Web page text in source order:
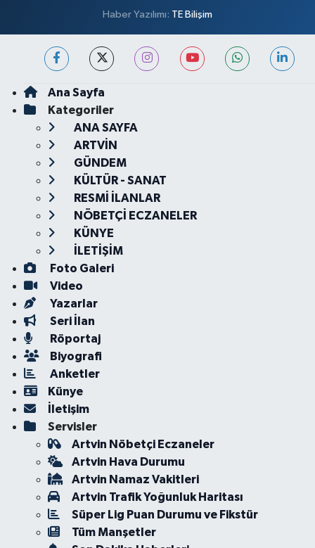
Haber Yazılımı: TE Bilişim
Ana Sayfa
Kategoriler
ANA SAYFA
ARTVİN
GÜNDEM
KÜLTÜR - SANAT
RESMİ İLANLAR
NÖBETÇİ ECZANELER
KÜNYE
İLETİŞİM
Foto Galeri
Video
Yazarlar
Seri İlan
Röportaj
Biyografi
Anketler
Künye
İletişim
Servisler
Artvin Nöbetçi Eczaneler
Artvin Hava Durumu
Artvin Namaz Vakitleri
Artvin Trafik Yoğunluk Haritası
Süper Lig Puan Durumu ve Fikstür
Tüm Manşetler